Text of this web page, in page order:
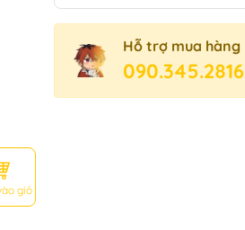
giỏ
Hỗ trợ mua hàng
090.345.2816